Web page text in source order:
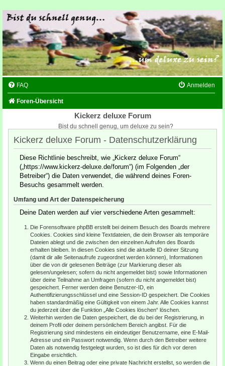
FAQ Anmelden
Foren-Übersicht
Kickerz deluxe Forum
Bist du schnell genug, um deluxe zu sein?
Kickerz deluxe Forum - Datenschutzerklärung
Diese Richtlinie beschreibt, wie „Kickerz deluxe Forum“
(„https://www.kickerz-deluxe.de/forum“) (im Folgenden „der
Betreiber“) die Daten verwendet, die während deines Foren-
Besuchs gesammelt werden.
Umfang und Art der Datenspeicherung
Deine Daten werden auf vier verschiedene Arten gesammelt:
Die Forensoftware phpBB erstellt bei deinem Besuch des Boards mehrere
Cookies. Cookies sind kleine Textdateien, die dein Browser als temporäre
Dateien ablegt und die zwischen den einzelnen Aufrufen des Boards
erhalten bleiben. In diesen Cookies sind die aktuelle ID deiner Sitzung
(damit dir alle Seitenaufrufe zugeordnet werden können), Informationen
über die von dir gelesenen Beiträge (zur Markierung dieser als
gelesen/ungelesen; sofern du nicht angemeldet bist) sowie Informationen
über deine Teilnahme an Umfragen (sofern du nicht angemeldet bist)
gespeichert. Ferner werden deine Benutzer-ID, ein
Authentifizierungsschlüssel und eine Session-ID gespeichert. Die Cookies
haben standardmäßig eine Gültigkeit von einem Jahr. Alle Cookies kannst
du jederzeit über die Funktion „Alle Cookies löschen“ löschen.
Weiterhin werden die Daten gespeichert, die du bei der Registrierung, in
deinem Profil oder deinem persönlichem Bereich angibst. Für die
Registrierung sind mindestens ein eindeutiger Benutzername, eine E-Mail-
Adresse und ein Passwort notwendig. Wenn durch den Betreiber weitere
Daten als notwendig festgelegt wurden, so ist dies für dich vor deren
Eingabe ersichtlich.
Wenn du einen Beitrag oder eine private Nachricht erstellst, so werden die